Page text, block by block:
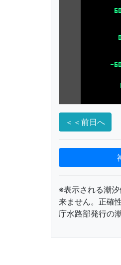
＜＜前日へ
※表示される潮
来ません。正確
庁水路部発行の